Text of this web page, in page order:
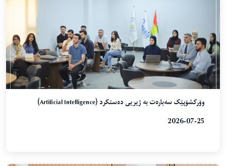
وۆرکشۆپێک سەبارەت بە ژیریی دەستکرد (Artificial Intelligence)
2026-07-25